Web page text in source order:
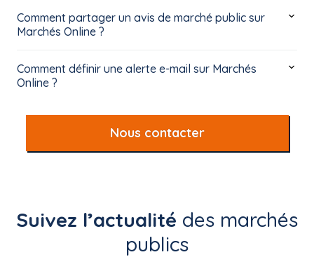
Comment partager un avis de marché public sur
Marchés Online ?
Comment définir une alerte e-mail sur Marchés
Online ?
Nous contacter
Suivez l’actualité des marchés
publics